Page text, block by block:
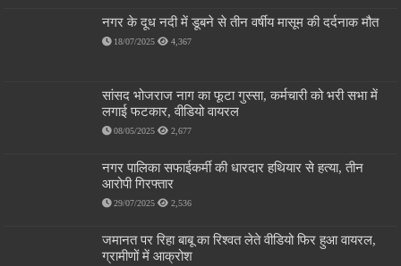
नगर के दूध नदी में डूबने से तीन वर्षीय मासूम की दर्दनाक मौत
18/07/2025 4,367
सांसद भोजराज नाग का फूटा गुस्सा, कर्मचारी को भरी सभा में
लगाई फटकार, वीडियो वायरल
08/05/2025 2,677
नगर पालिका सफाईकर्मी की धारदार हथियार से हत्या, तीन
आरोपी गिरफ्तार
29/07/2025 2,536
जमानत पर रिहा बाबू का रिश्वत लेते वीडियो फिर हुआ वायरल,
ग्रामीणों में आक्रोश